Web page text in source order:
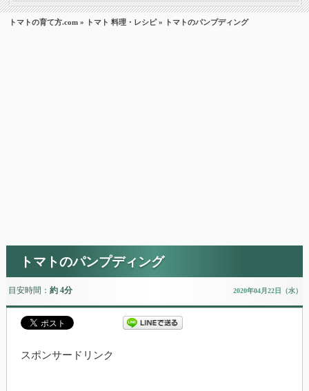
トマトの育て方.com » トマト 料理・レシピ» トマトのパンプディング
トマトのパンプディング
目安時間： 約 4分 2020年04月22日（水）
スポンサードリンク